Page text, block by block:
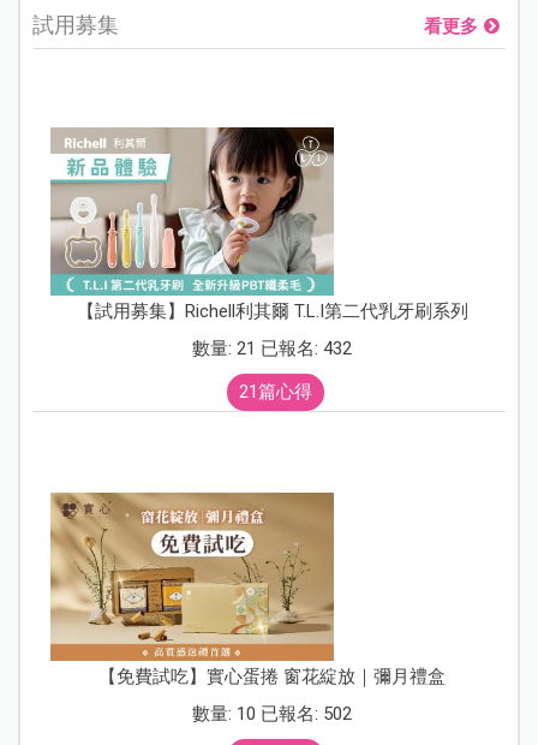
試用募集 看更多
【試用募集】Richell利其爾 T.L.I第二代乳牙刷系列
數量: 21 已報名: 432
21篇心得
【免費試吃】實心蛋捲 窗花綻放｜彌月禮盒
數量: 10 已報名: 502